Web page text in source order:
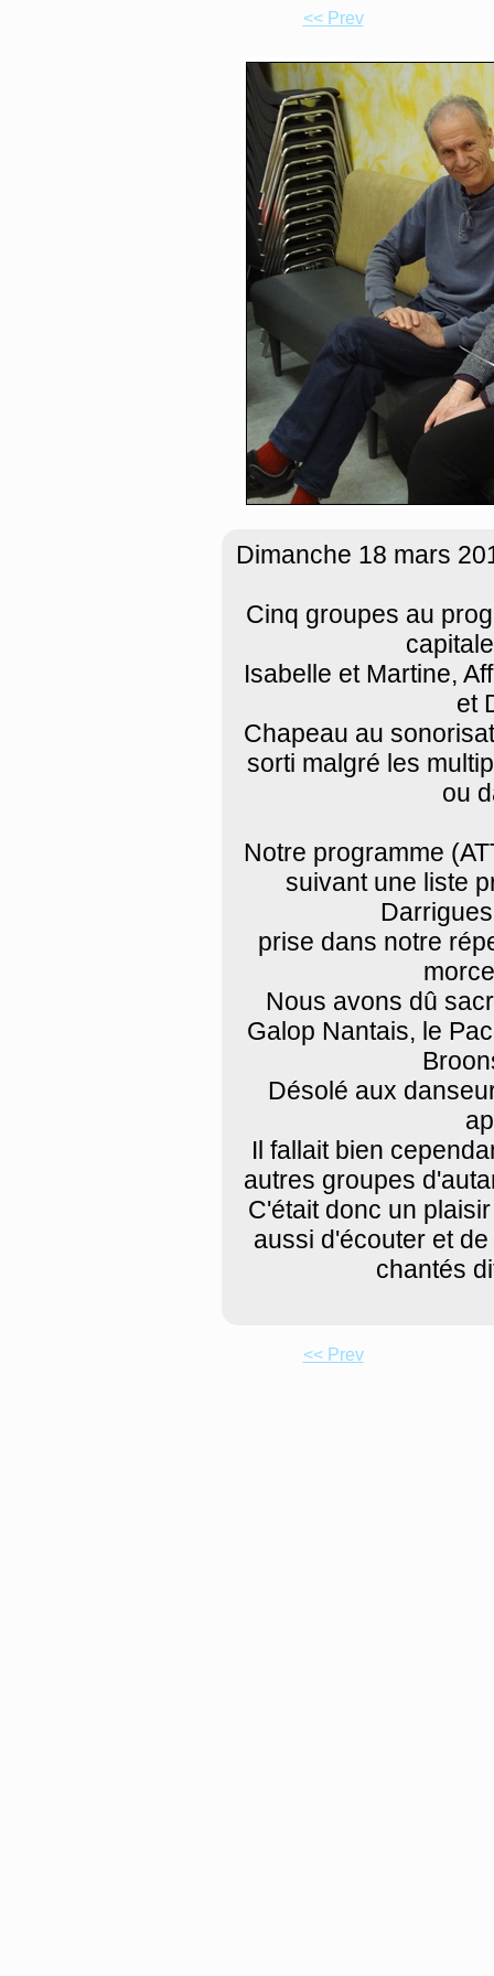
<< Prev
Dimanche 18 mars
Cinq groupes au
Isabelle et Martine,
et
Chapeau au
sorti malgré les
ou
Notre programme
suivant une liste
prise dans notre
Nous avons dû
Galop Nantais, le
Désolé aux
Il fallait bien
autres groupes
C'était donc un
aussi d'écouter et
chantés
<< Prev